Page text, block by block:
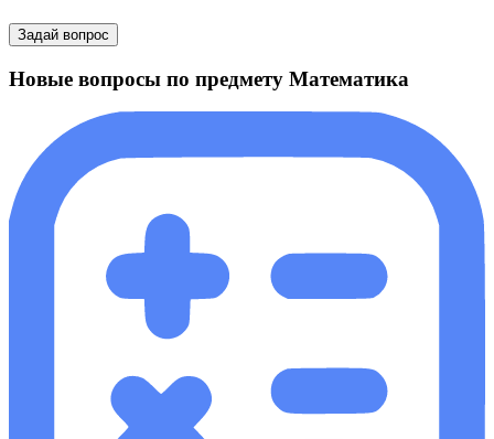
Задай вопрос
Новые вопросы по предмету Математика